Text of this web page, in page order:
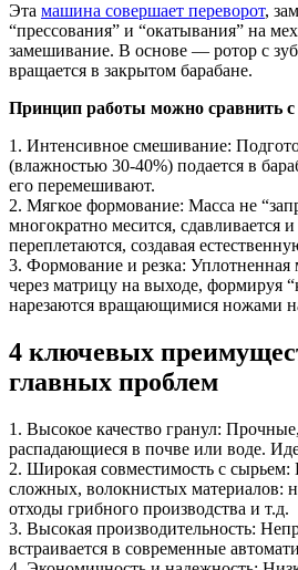
Эта машина совершает переворот,
“прессования” и “окатывания” на
замешивание. В основе — ротор с
вращается в закрытом барабане.
Принцип работы можно сравнить с
1. Интенсивное смешивание:
(влажностью 30-40%) подается в
его перемешивают.
2. Мягкое формование: Масса не
многократно месится, сдавливается
переплетаются, создавая
3. Формование и резка: Уплотненная
через матрицу на выходе, формируя
нарезаются вращающимися ножами
4 ключевых
главных проблем
1. Высокое качество гранул:
распадающиеся в почве или воде.
2. Широкая совместимость с сырьем:
сложных, волокнистых материалов:
отходы грибного производства и т.д.
3. Высокая производительность:
встраивается в современные